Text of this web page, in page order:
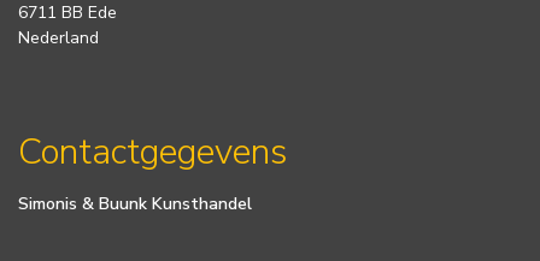
6711 BB Ede
Nederland
Contactgegevens
Simonis & Buunk Kunsthandel